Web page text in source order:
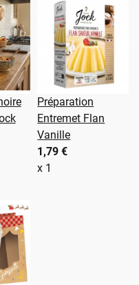
Préparation
Entremet Flan
Vanille
1,79 €
x 1